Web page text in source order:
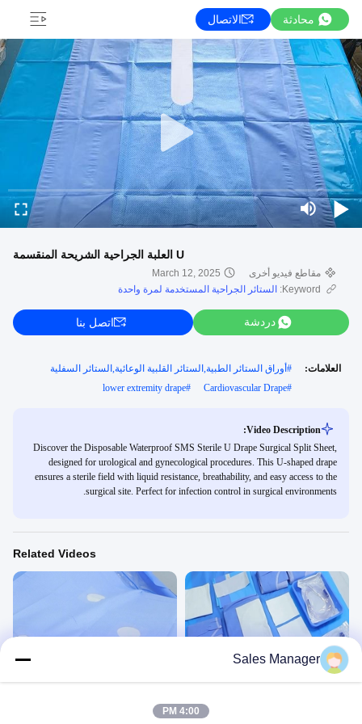
محادثة الاتصال
U العلبة الجراحية الشريحة المنقسمة
مقاطع فيديو أخرى
March 12, 2025
Keyword:
الستائر الجراحية المستخدمة لمرة واحدة
دردشة اتصل بنا
العلامات: # أوراق الستائر الطبية,الستائر القلبية الوعائية,الستائر السفلية
#
Cardiovascular Drape
#
lower extremity drape
Video Description:
Discover the Disposable Waterproof SMS Sterile U Drape Surgical Split Sheet,
designed for urological and gynecological procedures. This U-shaped drape
ensures a sterile field with liquid resistance, breathability, and easy access to the
surgical site. Perfect for infection control in surgical environments.
Related Videos
00:45
August 19, 2024
Sales Manager
4:00 PM